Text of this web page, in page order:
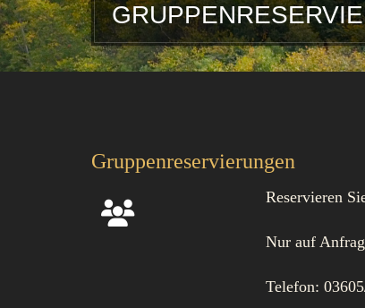
Gruppenreservierungen
Reservieren
Nur auf
Telefon: